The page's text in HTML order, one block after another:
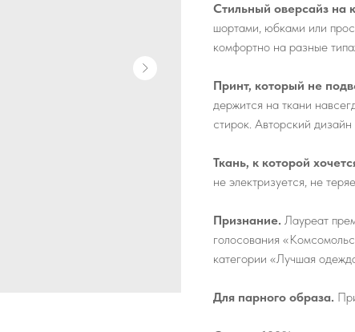
Стильный оверсайз на
шортами, юбками или
комфортно на разные
Принт, который не
держится на ткани
стирок. Авторский
Ткань, к которой
не электризуется, не
Признание. Лауреат
голосования
категории «Лучшая
Для парного образа.